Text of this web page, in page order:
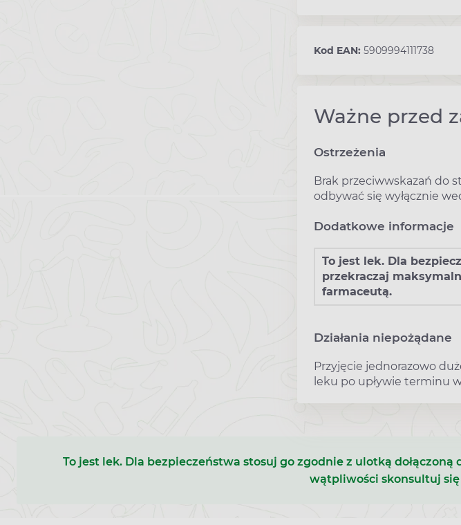
Kod EAN: 5909994111738
Ważne przed
Ostrzeżenia
Brak przeciwwskazań do
odbywać się wyłącznie
Dodatkowe informacje
To jest lek. Dla
przekraczaj
farmaceutą.
Działania niepożądane
Przyjęcie jednorazowo
leku po upływie terminu
To jest lek. Dla bezpieczeństwa stosuj go zgodnie z ulotką
wątpliwości skonsultuj